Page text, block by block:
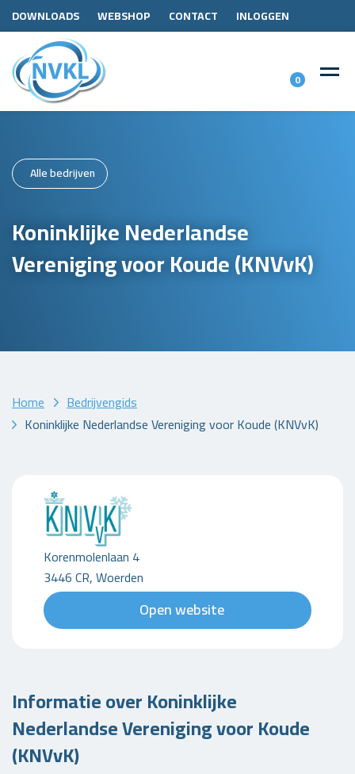
DOWNLOADS WEBSHOP CONTACT INLOGGEN
0
Alle bedrijven
Koninklijke Nederlandse
Vereniging voor Koude (KNVvK)
Home
Bedrijvengids
Koninklijke Nederlandse Vereniging voor Koude (KNVvK)
Korenmolenlaan 4
3446 CR, Woerden
Open website
Informatie over Koninklijke
Nederlandse Vereniging voor Koude
(KNVvK)